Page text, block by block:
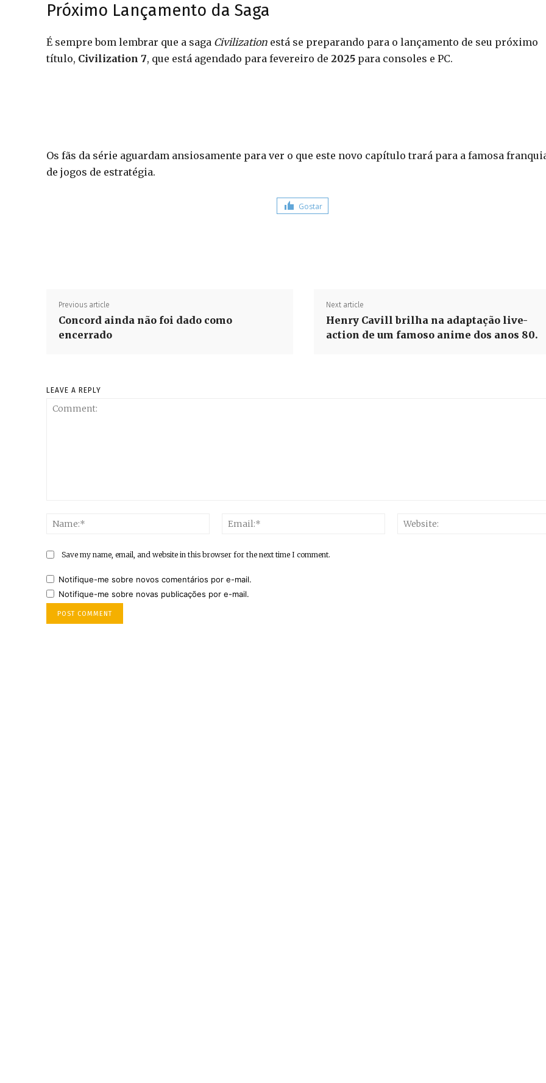
Próximo Lançamento da Saga
É sempre bom lembrar que a saga Civilization está se preparando para o lançamento de seu próximo
título, Civilization 7, que está agendado para fevereiro de 2025 para consoles e PC.
Os fãs da série aguardam ansiosamente para ver o que este novo capítulo trará para a famosa
de jogos de estratégia.
Gostar
Previous article
Concord ainda não foi dado como
encerrado
Next article
Henry Cavill brilha na adaptação live-
action de um famoso anime dos anos 80.
LEAVE A REPLY
Name:*
Email:*
Save my name, email, and website in this browser for the next time I comment.
Notifique-me sobre novos comentários por e-mail.
Notifique-me sobre novas publicações por e-mail.